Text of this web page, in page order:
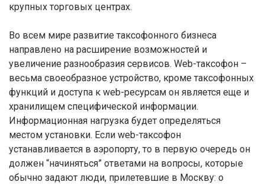
крупных торговых центрах.
Во всем мире развитие таксофонного бизнеса
направлено на расширение возможностей и
увеличение разнообразия сервисов. Web-таксофон –
весьма своеобразное устройство, кроме таксофонных
функций и доступа к web-ресурсам он является еще и
хранилищем специфической информации.
Информационная нагрузка будет определяться
местом установки. Если web-таксофон
устанавливается в аэропорту, то в первую очередь он
должен “начиняться” ответами на вопросы, которые
обычно задают люди, прилетевшие в Москву: о